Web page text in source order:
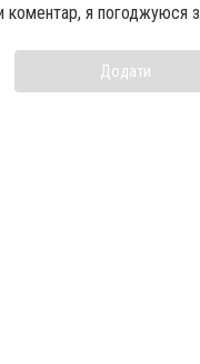
коментар, я погоджуюся з
Додати